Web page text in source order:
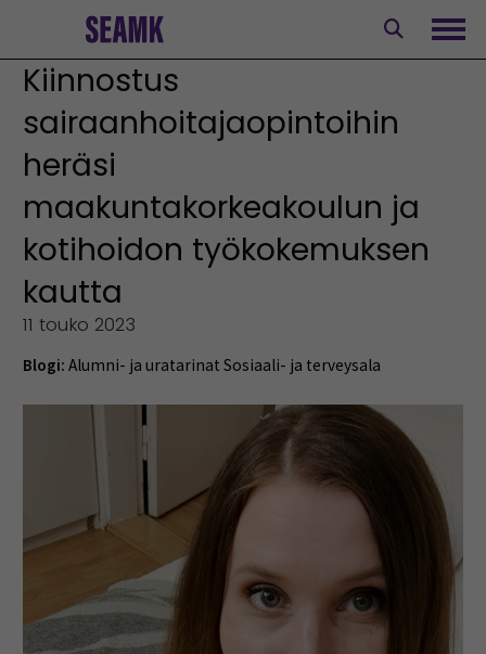
Kiinnostus
sairaanhoitajaopintoihin
heräsi
maakuntakorkeakoulun ja
kotihoidon työkokemuksen
kautta
11 touko 2023
Blogi: Alumni- ja uratarinat Sosiaali- ja terveysala